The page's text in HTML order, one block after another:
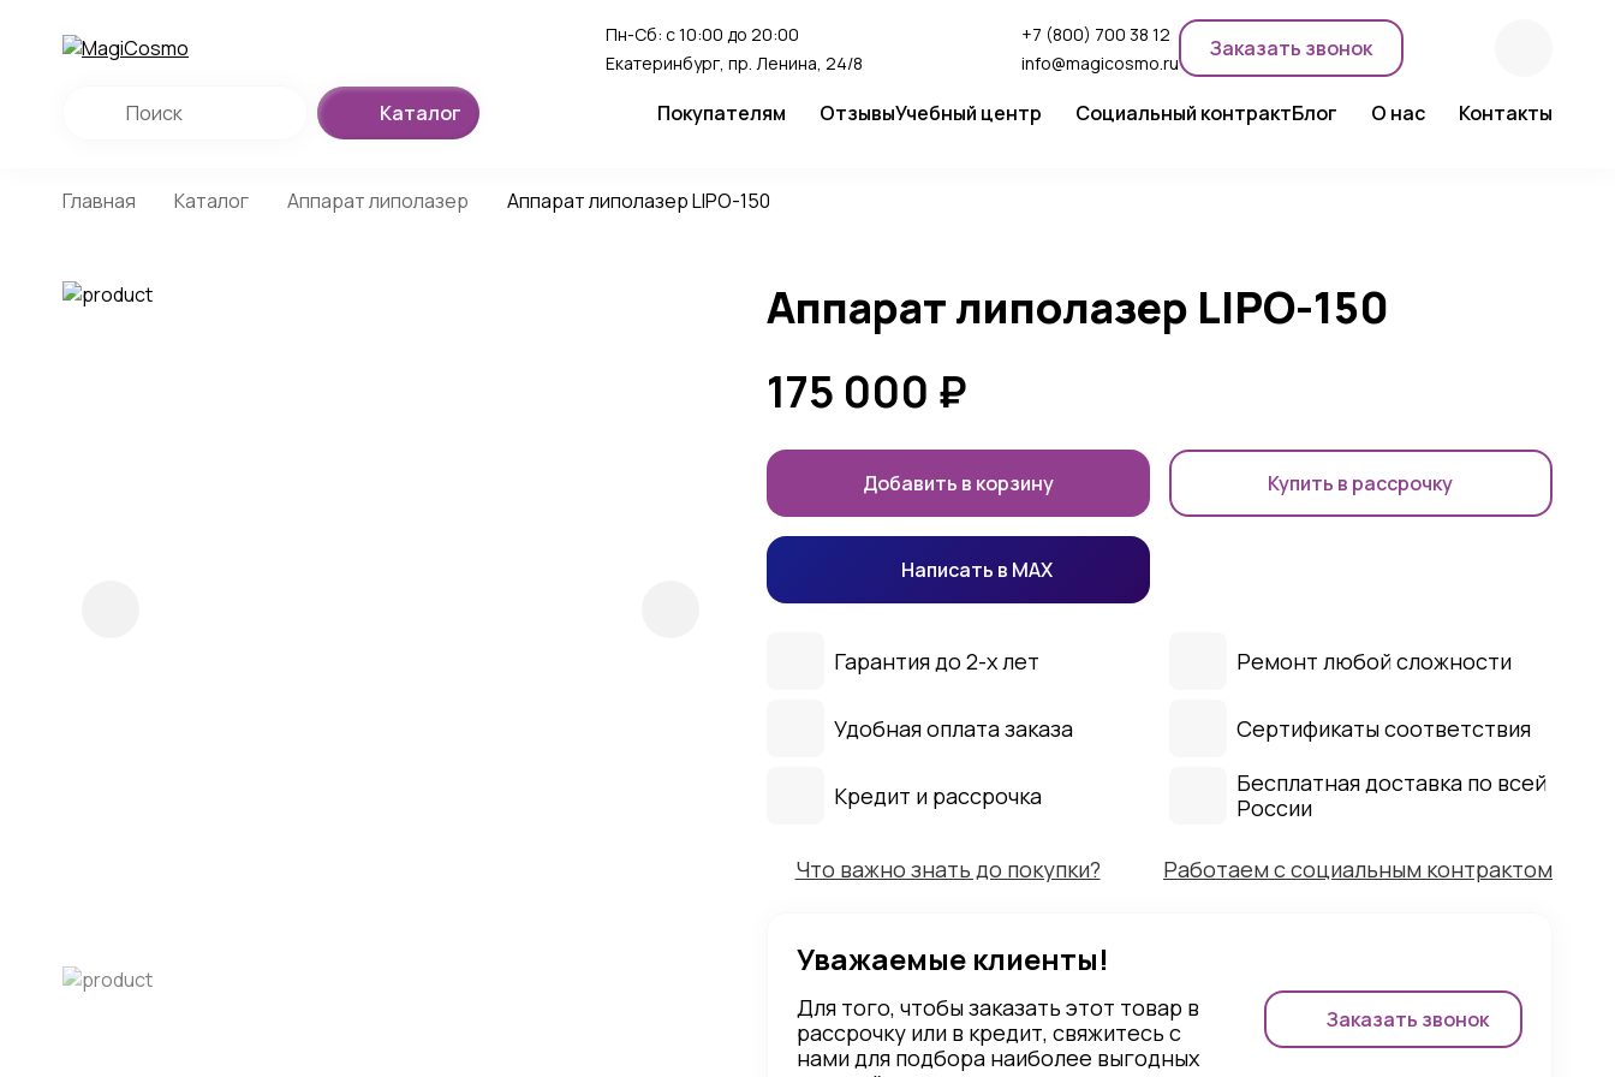
Пн-Сб: с 10:00 до 20:00
Екатеринбург, пр. Ленина, 24/8
+7 (800) 700 38 12
info@magicosmo.ru
Заказать звонок
Каталог Покупателям
Доставка и оплата
ОтзывыУчебный центр Социальный контрактБлог О нас Контакты
Главная Каталог Аппарат липолазер Аппарат липолазер LIPO-150
Аппарат липолазер LIPO-150
175 000 ₽
Добавить в корзину Купить в рассрочку
Написать в MAX
Гарантия до 2-х лет Ремонт любой сложности
Удобная оплата заказа Сертификаты соответствия
Кредит и рассрочка
Бесплатная доставка по всей
России
Что важно знать до покупки? Работаем с социальным контрактом
Уважаемые клиенты!
Для того, чтобы заказать этот товар в
рассрочку или в кредит, свяжитесь с
нами для подбора наиболее выгодных
Заказать звонок